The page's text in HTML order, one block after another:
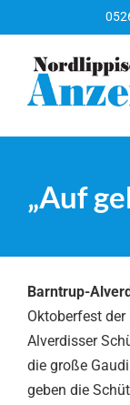
Inhalt
springen
„Auf
Barntrup-
Oktoberfest
Alverdisser
die große
geben die